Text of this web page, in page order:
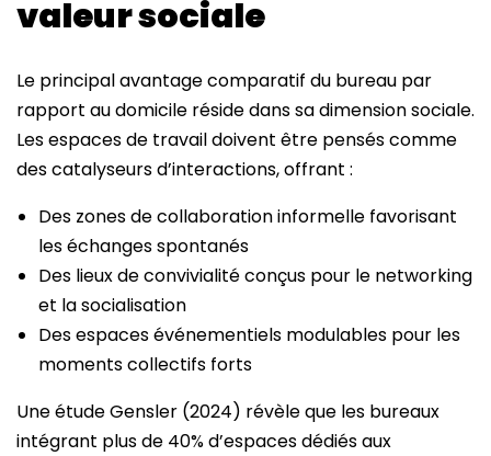
valeur sociale
Le principal avantage comparatif du bureau par
rapport au domicile réside dans sa dimension sociale.
Les espaces de travail doivent être pensés comme
des catalyseurs d’interactions, offrant :
Des zones de collaboration informelle favorisant
les échanges spontanés
Des lieux de convivialité conçus pour le networking
et la socialisation
Des espaces événementiels modulables pour les
moments collectifs forts
Une étude Gensler (2024) révèle que les bureaux
intégrant plus de 40% d’espaces dédiés aux